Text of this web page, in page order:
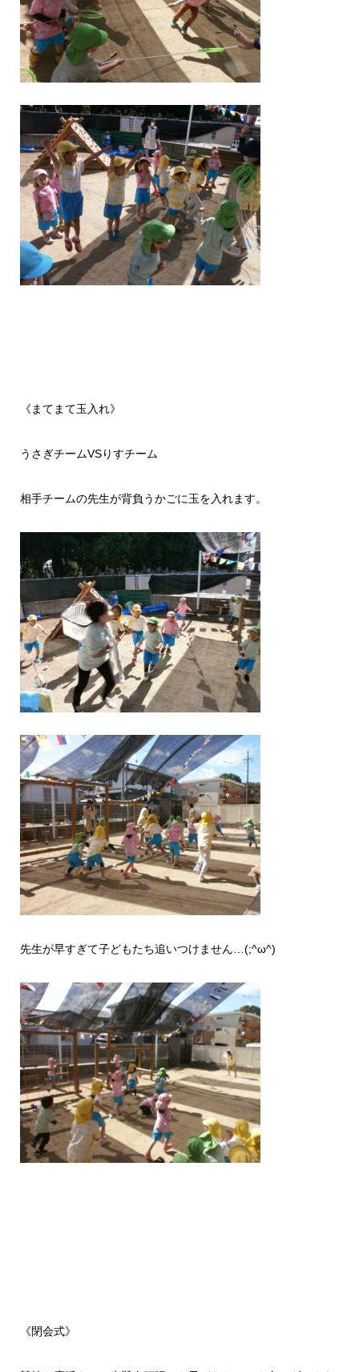
《まてまて玉入れ》
うさぎチームVSりすチーム
相手チームの先生が背負うかごに玉を入れます。
先生が早すぎて子どもたち追いつけません…(;^ω^)
《閉会式》